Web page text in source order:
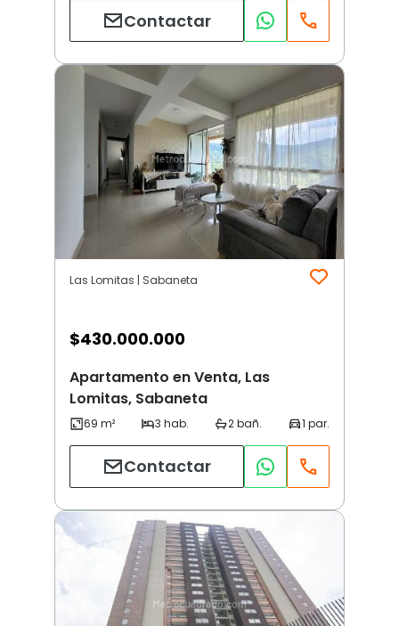
Contactar
Las Lomitas | Sabaneta
$430.000.000
Apartamento en Venta, Las
Lomitas, Sabaneta
Contactar